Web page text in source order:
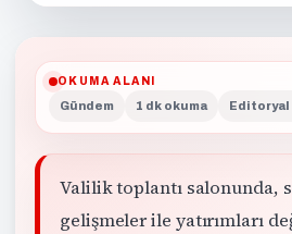
OKUMA ALANI
Gündem 1 dk okuma Editoryal
Valilik toplantı salonunda,
gelişmeler ile yatırımları